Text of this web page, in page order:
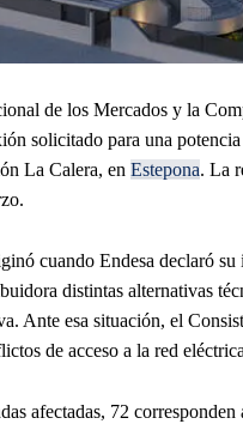
de los Mercados y la
solicitado para una
La Calera, en Estepona. La
cuando Endesa declaró
distintas alternativas
Ante esa situación, el
de acceso a la red
afectadas, 72